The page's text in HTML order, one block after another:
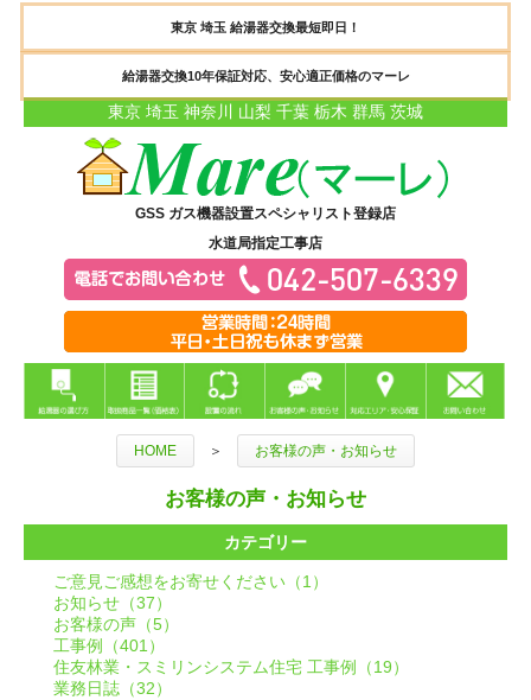
東京 埼玉 給湯器交換最短即日！
給湯器交換10年保証対応、安心適正価格のマーレ
東京 埼玉 神奈川 山梨 千葉 栃木 群馬 茨城
GSS ガス機器設置スペシャリスト登録店
水道局指定工事店
HOME ＞ お客様の声・お知らせ
お客様の声・お知らせ
カテゴリー
ご意見ご感想をお寄せください（1）
お知らせ（37）
お客様の声（5）
工事例（401）
住友林業・スミリンシステム住宅 工事例（19）
業務日誌（32）